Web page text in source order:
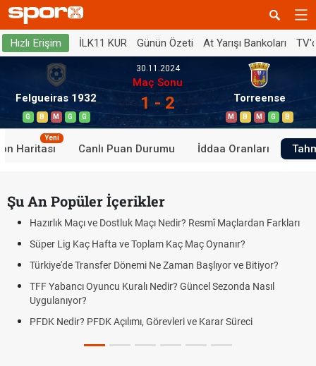
Hızlı Erişim İLK11 KUR Günün Özeti At Yarışı Bankoları
Felgueiras 1932
G B M G G
30.11.2024
Maç Sonu
1 - 2 Torreense
M B M G B
Haritası
Yeni
Canlı Puan Durumu İddaa Oranları
Şu An Popüler İçerikler
Hazırlık Maçı ve Dostluk Maçı Nedir? Resmî Maçlardan Farkları
Süper Lig Kaç Hafta ve Toplam Kaç Maç Oynanır?
Türkiye'de Transfer Dönemi Ne Zaman Başlıyor ve Bitiyor?
TFF Yabancı Oyuncu Kuralı Nedir? Güncel Sezonda Nasıl
Uygulanıyor?
PFDK Nedir? PFDK Açılımı, Görevleri ve Karar Süreci